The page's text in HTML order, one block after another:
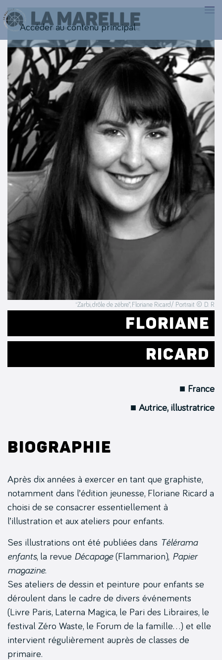
Accéder au contenu principal
“Zarbi, drôle de zèbre”, Floriane Ricard/ Portrait © D. R
FLORIANE
RICARD
■ France
■ Autrice, illustratrice
Biographie
Après dix années à exercer en tant que graphiste,
notamment dans l’édition jeunesse, Floriane Ricard a
choisi de se consacrer essentiellement à
l’illustration et aux ateliers pour enfants.
Ses illustrations ont été publiées dans Télérama
enfants, la revue Décapage(Flammarion), Papier
magazine.
Ses ateliers de dessin et peinture pour enfants se
déroulent dans le cadre de divers événements
(Livre Paris, Laterna Magica, le Pari des Libraires, le
festival Zéro Waste, le Forum de la famille…) et elle
intervient régulièrement auprès de classes de
primaire.